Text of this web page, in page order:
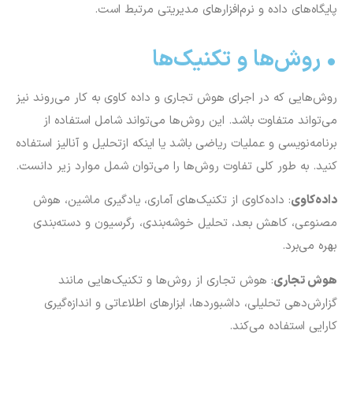
پایگاه‌های داده و نرم‌افزار‌های مدیریتی مرتبط است.
• روش‌ها و تکنیک‌ها
رو‌ش‌هایی که در اجرای هوش تجاری و داده کاوی به کار می‌روند نیز
می‌تواند متفاوت باشد. این روش‌ها می‌تواند شامل استفاده از
برنامه‌نویسی و عملیات ریاضی باشد یا اینکه ازتحلیل و آنالیز استفاده
کنید. به طور کلی تفاوت روش‌ها را می‌توان شمل موارد زیر دانست.
داده‌کاوی: داده‌کاوی از تکنیک‌های آماری، یادگیری ماشین، هوش
مصنوعی، کاهش بعد، تحلیل خوشه‌بندی، رگرسیون و دسته‌بندی
بهره می‌برد.
هوش تجاری: هوش تجاری از روش‌ها و تکنیک‌هایی مانند
گزارش‌دهی تحلیلی، داشبورد‌ها، ابزار‌های اطلاعاتی و اندازه‌گیری
کارایی استفاده می‌کند.